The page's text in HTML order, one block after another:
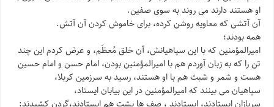
او هستند دارند می روند به سوی صفین.
آن آتشی که معاویه روشن کرده، برای خاموش کردن آن آتش.
همه بودند؛
امیرالمؤمنین که با این سپاهیانش، آن خلق مُعظَم، و عرض کردم این چند
تن را که به زبان آوردم هم با امیرالمؤمنین بودن، امام حسن و امام حسین
هست و شمر و شبث هم با او هستند، رسید به سرزمین کربلا،
سپاهیان می بینند که امیرالمؤمنین در این بیابان ایستاد،